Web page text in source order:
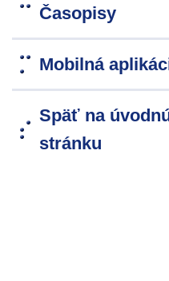
Časopisy
Mobilná
Späť na
stránku